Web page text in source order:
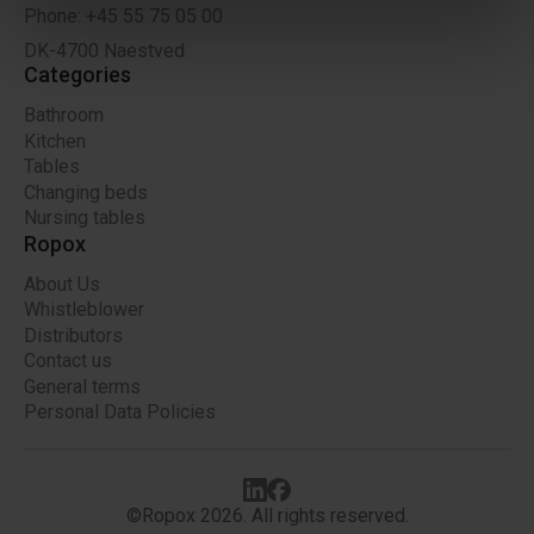
Phone: +45 55 75 05 00
DK-4700 Naestved
Categories
Bathroom
Kitchen
Tables
Changing beds
Nursing tables
Ropox
About Us
Whistleblower
Distributors
Contact us
General terms
Personal Data Policies
©Ropox 2026. All rights reserved.